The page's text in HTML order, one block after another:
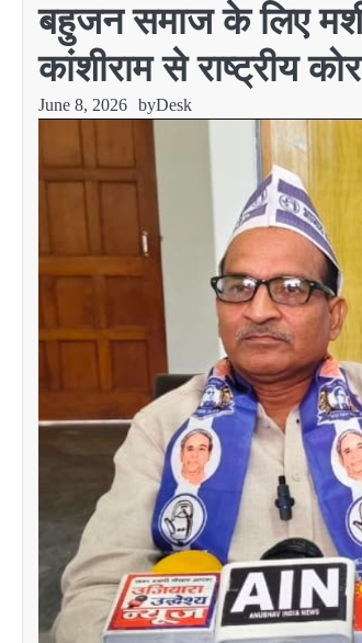
बहुजन समाज के लिए
कांशीराम से राष्ट्रीय
June 8, 2026 byDesk